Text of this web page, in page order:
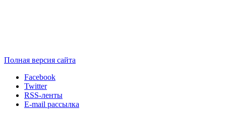
Полная версия сайта
Facebook
Twitter
RSS-ленты
E-mail рассылка